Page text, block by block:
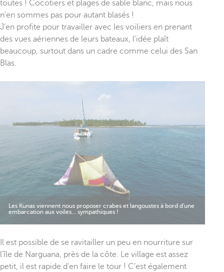
toutes ! Cocotiers et plages de sable blanc, mais nous
n’en sommes pas pour autant blasés !
J’en profite pour travailler avec les voiliers en prenant
des vues aériennes de leurs bateaux, l’idée plaît
beaucoup, surtout dans un cadre comme celui des San
Blas.
Les Kunas viennent nous proposer crabes et langoustes à bord d'une
embarcation aux voiles… sympathiques !
Il est possible de se ravitailler un peu en nourriture sur
l’île de Narguana, près de la côte. Le village est assez
petit, il est rapide d'en faire le tour ! C’est également